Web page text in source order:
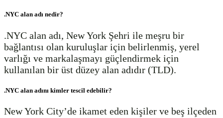
.NYC alan adı nedir?
.NYC alan adı, New York Şehri ile meşru bir
bağlantısı olan kuruluşlar için belirlenmiş, yerel
varlığı ve markalaşmayı güçlendirmek için
kullanılan bir üst düzey alan adıdır (TLD).
.NYC alan adını kimler tescil edebilir?
New York City’de ikamet eden kişiler ve beş ilçeden